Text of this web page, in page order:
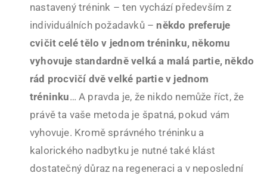
nastavený trénink – ten vychází především z
individuálních požadavků – někdo preferuje
cvičit celé tělo v jednom tréninku, někomu
vyhovuje standardně velká a malá partie, někdo
rád procvičí dvě velké partie v jednom
tréninku… A pravda je, že nikdo nemůže říct, že
právě ta vaše metoda je špatná, pokud vám
vyhovuje. Kromě správného tréninku a
kalorického nadbytku je nutné také klást
dostatečný důraz na regeneraci a v neposlední